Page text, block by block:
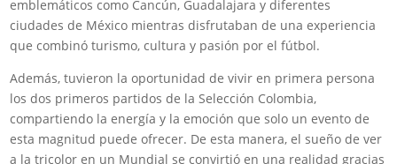
emblemáticos como Cancún, Guadalajara y diferentes
ciudades de México mientras disfrutaban de una experiencia
que combinó turismo, cultura y pasión por el fútbol.
Además, tuvieron la oportunidad de vivir en primera persona
los dos primeros partidos de la Selección Colombia,
compartiendo la energía y la emoción que solo un evento de
esta magnitud puede ofrecer. De esta manera, el sueño de ver
a la tricolor en un Mundial se convirtió en una realidad gracias